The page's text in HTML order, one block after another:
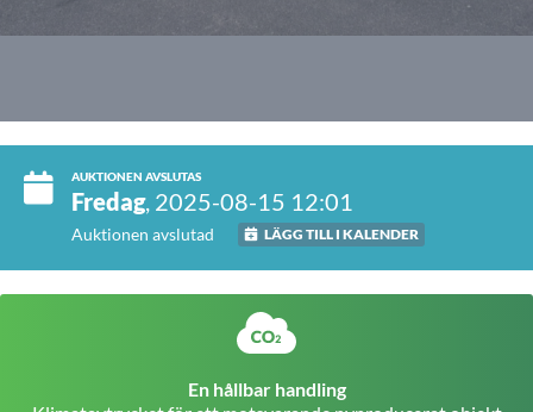
AUKTIONEN AVSLUTAS
Fredag, 2025-08-15 12:01
Auktionen avslutad LÄGG TILL I KALENDER
En hållbar handling